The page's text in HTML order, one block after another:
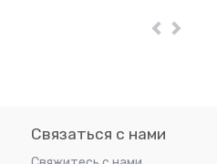
ПредДалее
Связаться с нами